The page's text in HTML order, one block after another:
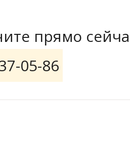
прямо
05-86